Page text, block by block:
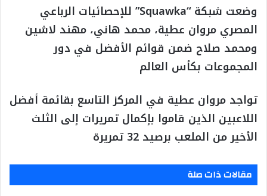
وضعت شبكة “Squawka” للإحصائيات الرباعي
المصري مروان عطية، محمد هاني، مهند لاشين
ومحمد صلاح ضمن قوائم الأفضل في دور
المجموعات بكأس العالم
تواجد مروان عطية في المركز التاسع بقائمة أفضل
اللاعبين الذين قاموا بإكمال تمريرات إلى الثلث
الأخير من الملعب برصيد 32 تمريرة
مقالات ذات صلة